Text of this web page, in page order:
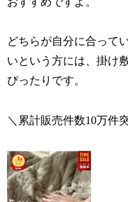
どちらが自分に合って
いという方には、掛け
ぴったりです。
＼累計販売件数10万件